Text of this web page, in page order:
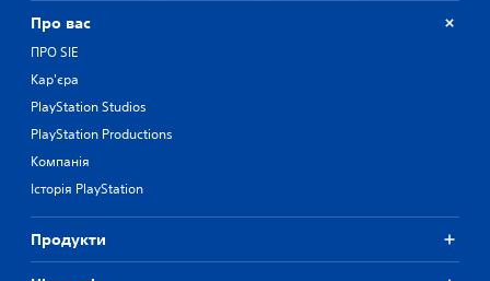
Про вас
ПРО SIE
Кар'єра
PlayStation Studios
PlayStation Productions
Компанія
Історія PlayStation
Продукти